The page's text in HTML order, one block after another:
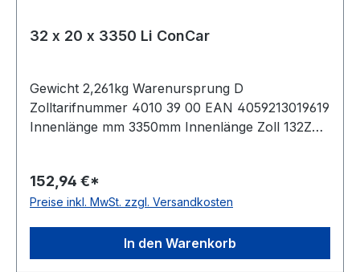
32 x 20 x 3350 Li ConCar
Gewicht 2,261kg Warenursprung D
Zolltarifnummer 4010 39 00 EAN 4059213019619
Innenlänge mm 3350mm Innenlänge Zoll 132Zoll
antistatisch ja Norm DIN 2215 Material Neoprene
Zugstrang Polyester Breite 32mm Höhe 20mm
152,94 €*
Preise inkl. MwSt. zzgl. Versandkosten
In den Warenkorb